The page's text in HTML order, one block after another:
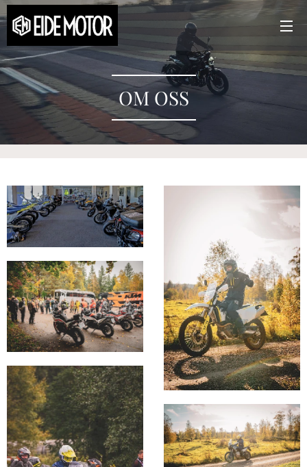
OM OSS